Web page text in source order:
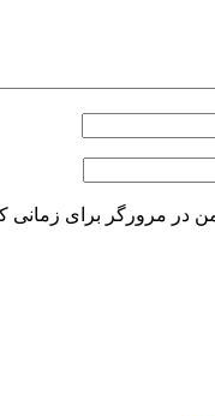
در مرورگر برای زمانی